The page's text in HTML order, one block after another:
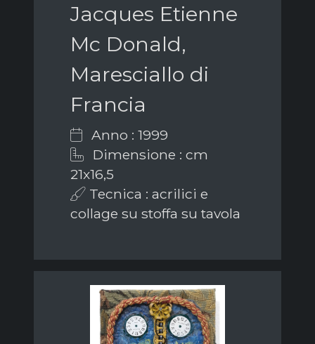
Jacques Etienne
Mc Donald,
Maresciallo di
Francia
Anno : 1999
Dimensione : cm
21x16,5
Tecnica : acrilici e
collage su stoffa su tavola